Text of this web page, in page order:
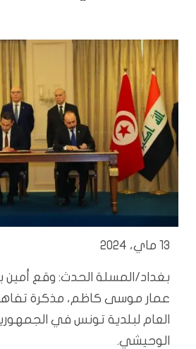
13 ماي، 2024
بغداد/المسلة الحدث: وقع أمين
عمار موسى كاظم، مذكرة
العام لبلدية تونس في
الوحيشي.